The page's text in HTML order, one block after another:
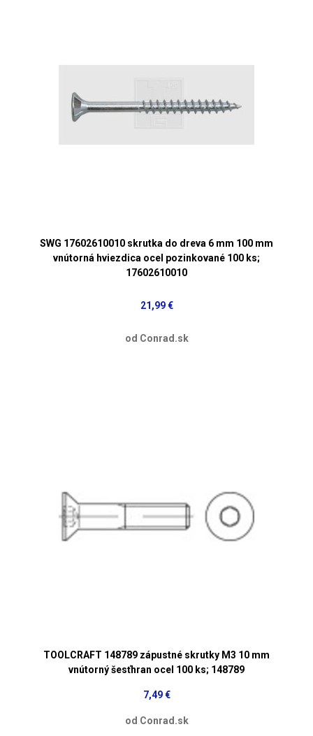
SWG 17602610010 skrutka do dreva 6 mm 100 mm
vnútorná hviezdica ocel pozinkované 100 ks;
17602610010
21,99 €
od Conrad.sk
TOOLCRAFT 148789 zápustné skrutky M3 10 mm
vnútorný šesťhran ocel 100 ks; 148789
7,49 €
od Conrad.sk